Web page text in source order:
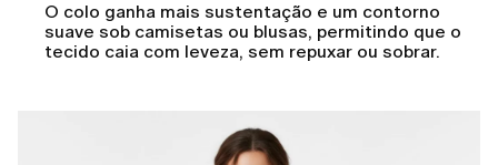
O colo ganha mais sustentação e um contorno
suave sob camisetas ou blusas, permitindo que o
tecido caia com leveza, sem repuxar ou sobrar.